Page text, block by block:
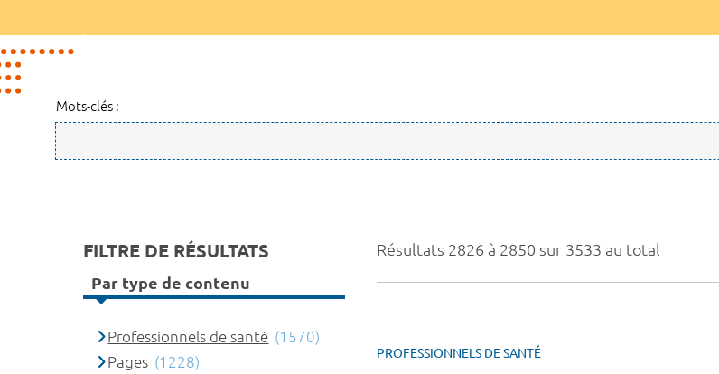
Mots-clés :
Résultats 2826 à 2850 sur 3533 au total
PROFESSIONNELS DE SANTÉ
FILTRE DE RÉSULTATS
Par type de contenu
Professionnels de santé (1570)
Pages (1228)